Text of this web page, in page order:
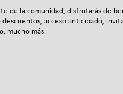
reciclado
información detallada sobre
Guía para el cuidado del
de la comunidad, disfrutarás de
descuentos, acceso anticipado,
mucho más.